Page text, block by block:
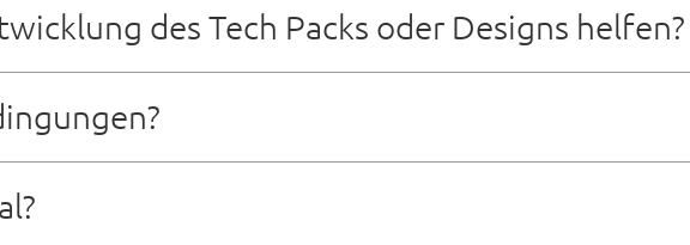
in der Regel 20 bis 25 Tage nach Musterfreigabe und Anzahlung,
des Tech Packs oder Designs helfen?
Produktentwicklungsteam, das Sie mit technischen Paketen,
per T/T (telegrafische Überweisung). Sobald wir Ihre
ist, beginnen wir umgehend mit der Bemusterung oder